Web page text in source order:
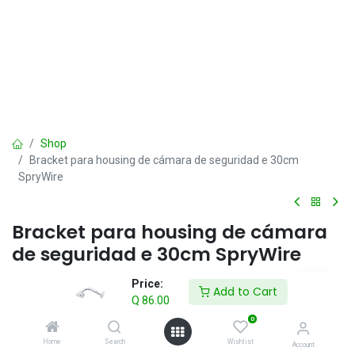
Price:
Q 86.00
Add to Cart
Home Search
0
Wishlist Account
Shop
Bracket para housing de cámara de seguridad e 30cm
SpryWire
Bracket para housing de cámara
de seguridad e 30cm SpryWire
IVA incluido
Add to Cart